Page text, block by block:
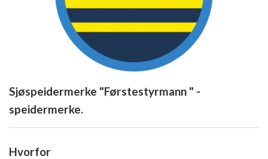
Sjøspeidermerke "Førstestyrmann " -
speidermerke.
Hvorfor